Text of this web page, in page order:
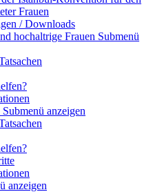
Frauen
/ Downloads
hochaltrige Frauen Submenü
Submenü anzeigen
anzeigen